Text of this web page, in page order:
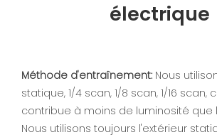
électrique
Méthode d'entraînement: Nous
statique, 1/4 scan, 1/8 scan, 1/16 scan,
contribue à moins de luminosité que
Nous utilisons toujours l'extérieur